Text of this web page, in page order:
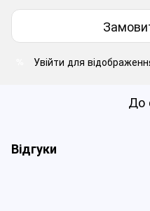
Увійти для
До
Відгуки